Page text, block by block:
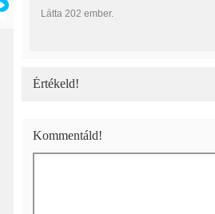
Látta 202 ember.
Értékeld!
Kommentáld!